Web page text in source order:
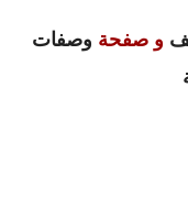
و صفحة وصفات